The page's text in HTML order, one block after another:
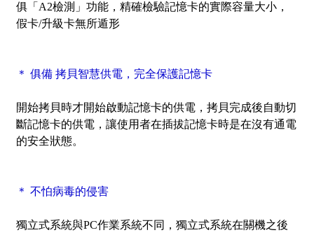
俱「A2檢測」功能，精確檢驗記憶卡的實際容量大小，
假卡/升級卡無所遁形
＊ 俱備 拷貝智慧供電，完全保護記憶卡
開始拷貝時才開始啟動記憶卡的供電，拷貝完成後自動切
斷記憶卡的供電，讓使用者在插拔記憶卡時是在沒有通電
的安全狀態。
＊ 不怕病毒的侵害
獨立式系統與PC作業系統不同，獨立式系統在關機之後